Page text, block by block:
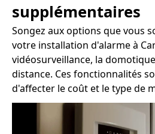
supplémentaires
Songez aux options que vous
votre installation d'alarme à
vidéosurveillance, la
distance. Ces fonctionnalités
d'affecter le coût et le type de